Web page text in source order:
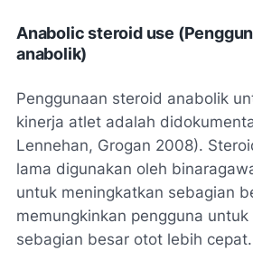
Anabolic steroid use
anabolik)
Penggunaan steroid anabolik
kinerja atlet adalah
Lennehan, Grogan 2008).
lama digunakan oleh
untuk meningkatkan sebagian
memungkinkan pengguna
sebagian besar otot lebih cepat.